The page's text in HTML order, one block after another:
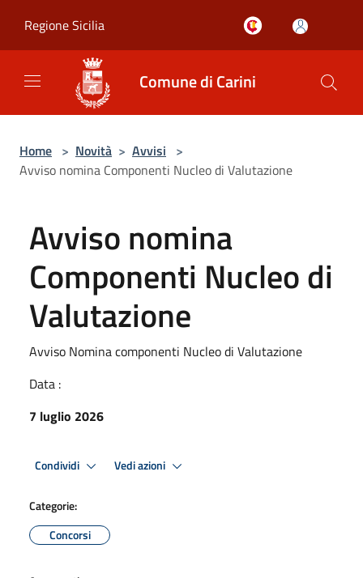
Regione Sicilia
Comune di Carini
Home > Novità > Avvisi >
Avviso nomina Componenti Nucleo di Valutazione
Avviso nomina
Componenti Nucleo di
Valutazione
Avviso Nomina componenti Nucleo di Valutazione
Data :
7 luglio 2026
Condividi Vedi azioni
Categorie:
Concorsi